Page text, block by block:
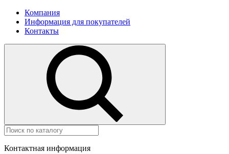
Компания
Информация для покупателей
Контакты
Контактная информация